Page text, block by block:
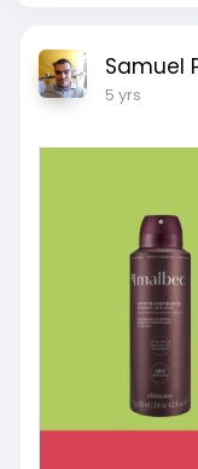
Samuel
5 yrs